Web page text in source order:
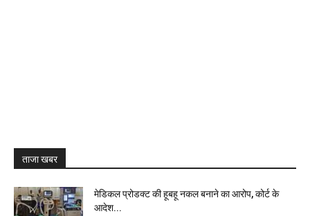
ताजा खबर
मेडिकल प्रोडक्ट की हूबहू नकल बनाने का आरोप, कोर्ट के
आदेश...